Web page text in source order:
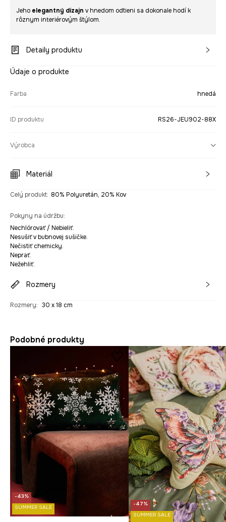
Jeho elegantný dizajn v hnedom odtieni sa dokonale hodí k
rôznym interiérovým štýlom.
Detaily produktu
Údaje o produkte
Farba hnedá
ID produktu RS26-JEU902-88X
Výrobca
Materiál
Celý produkt: 80% Polyuretán, 20% Kov
Pokyny na údržbu:
Nechlórovať / Nebieliť.
Nesušiť v bubnovej sušičke.
Nečistiť chemicky.
Neprať.
Nežehliť.
Rozmery
Rozmery: 30 x 18 cm
Podobné produkty
-43%
SUMMER SALE
-47%
SUMMER SALE